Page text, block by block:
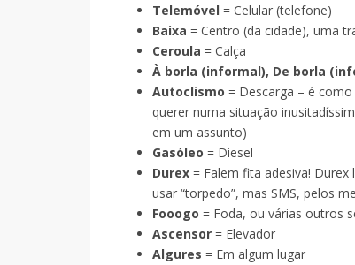
Telemóvel = Celular (telefone)
Baixa = Centro (da cidade), uma
Ceroula = Calça
À borla (informal), De borla
Autoclismo = Descarga – é
querer numa situação
em um assunto)
Gasóleo = Diesel
Durex = Falem fita adesiva!
usar “torpedo”, mas SMS, pelos
Fooogo = Foda, ou várias outros
Ascensor = Elevador
Algures = Em algum lugar